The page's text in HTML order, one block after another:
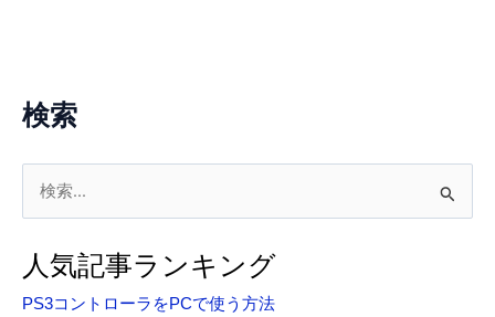
検索
象
:
人気記事ランキング
PS3コントローラをPCで使う方法